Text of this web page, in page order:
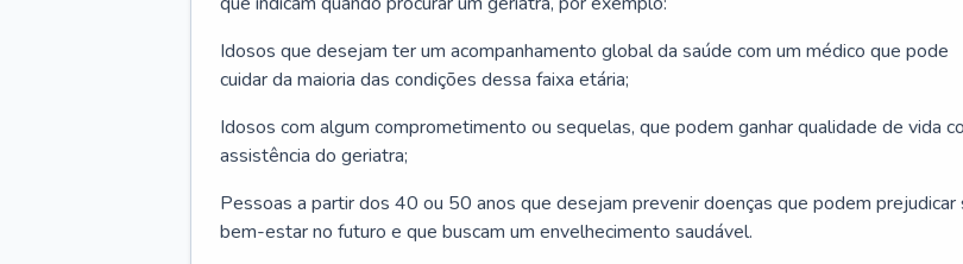
Idosos que desejam ter um acompanhamento global da saúde com um médico que pode
cuidar da maioria das condições dessa faixa etária;
Idosos com algum comprometimento ou sequelas, que podem ganhar qualidade de vida
assistência do geriatra;
Pessoas a partir dos 40 ou 50 anos que desejam prevenir doenças que podem prejudicar
bem-estar no futuro e que buscam um envelhecimento saudável.